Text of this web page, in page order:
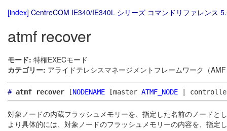
[index] CentreCOM IE340/IE340L シリーズ コマンドリファレンス
atmf recover
モード: 特権EXECモード
カテゴリー: アライドテレシスマネージメントフレームワーク（
# atmf recover [NODENAME [master ATMF_NODE |
対象ノードの内蔵フラッシュメモリーを、指定した名前のノードと
より具体的には、対象ノードのフラッシュメモリーの内容を、指定